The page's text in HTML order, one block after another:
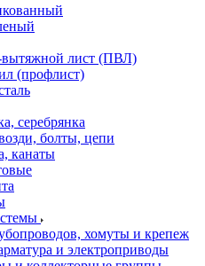
вытяжной лист (ПВЛ)
(профлист)
серебрянка
болты, цепи
канаты
хомуты и крепеж
и электроприводы